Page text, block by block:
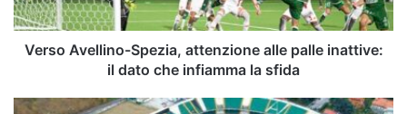
il
dato
che
sfida
Verso Avellino-Spezia, attenzione alle palle inattive:
il dato che infiamma la sfida
Terremoto